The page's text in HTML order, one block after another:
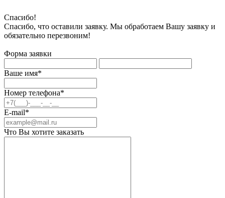
Спасибо!
Спасибо, что оставили заявку. Мы обработаем Вашу заявку и
обязательно перезвоним!
Форма заявки
Ваше имя*
Номер телефона*
E-mail*
Что Вы хотите заказать